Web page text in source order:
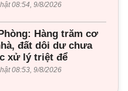
08:54, 9/8/2026
Hàng trăm cơ
đất dôi dư chưa
xử lý triệt để
08:53, 9/8/2026